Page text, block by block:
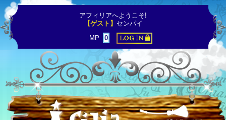
アフィリアへようこそ!
【ゲスト】 センパイ
MP
0